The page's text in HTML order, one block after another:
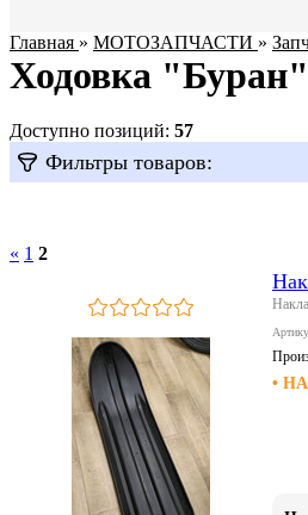
Главная » МОТОЗАПЧАСТИ »
Ходовка "Буран"
Доступно позиций: 57
Фильтры товаров:
« 1 2
•